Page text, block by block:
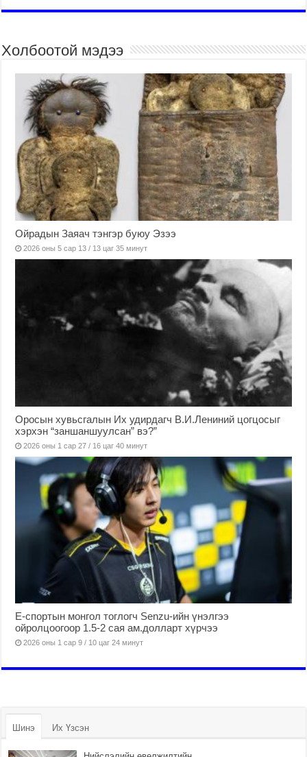
Холбоотой мэдээ
Ойрадын Заяач тэнгэр буюу Эзээ
2026 оны 5 сар 13 / 13 цаг 35 минут
Оросын хувьсгалын Их удирдагч В.И.Лениний цогцосыг
хэрхэн “заншаншуулсан” вэ?”
2026 оны 1 сар 27 / 16 цаг 40 минут
Е-спортын монгол тоглогч Senzu-ийн үнэлгээ
ойролцоогоор 1.5-2 сая ам.долларт хүрчээ
2026 оны 1 сар 9 / 10 цаг 24 минут
Шинэ Их Үзсэн